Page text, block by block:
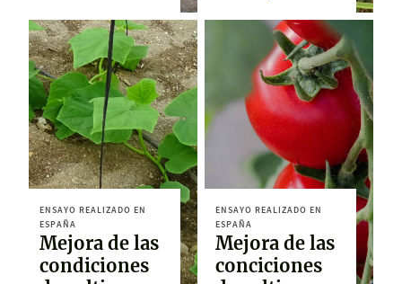
ENSAYO REALIZADO EN
ESPAÑA
Mejora de las
condiciones
ENSAYO REALIZADO EN
ESPAÑA
Mejora de las
conciciones